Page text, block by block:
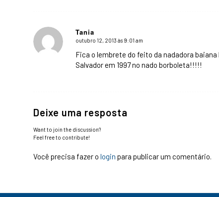
Tania
says:
outubro 12, 2013 às 9:01 am
Fica o lembrete do feito da nadadora baiana
Salvador em 1997 no nado borboleta!!!!!
Deixe uma resposta
Want to join the discussion?
Feel free to contribute!
Você precisa fazer o login para publicar um comentário.